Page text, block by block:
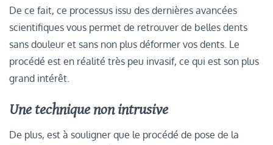
De ce fait, ce processus issu des dernières avancées
scientifiques vous permet de retrouver de belles dents
sans douleur et sans non plus déformer vos dents. Le
procédé est en réalité très peu invasif, ce qui est son plus
grand intérêt.
Une technique non intrusive
De plus, est à souligner que le procédé de pose de la